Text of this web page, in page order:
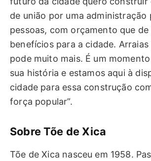
de união por uma administração
pessoas, com orçamento que
benefícios para a cidade. Arraias
pode muito mais. É um
sua história e estamos aqui à
cidade para essa construção
força popular”.
Sobre Tõe de Xica
Tõe de Xica nasceu em 1958.